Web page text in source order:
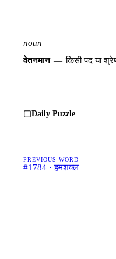
noun
वेतनमान — किसी पद या
Daily Puzzle
PREVIOUS WORD
#1784 · हमशक्ल